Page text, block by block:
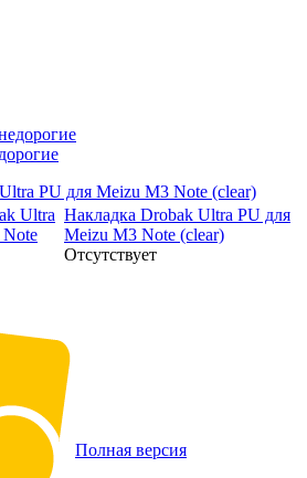
PU для Meizu M3 Note (clear)
Накладка Drobak Ultra PU для
Meizu M3 Note (clear)
Отсутствует
Полная версия